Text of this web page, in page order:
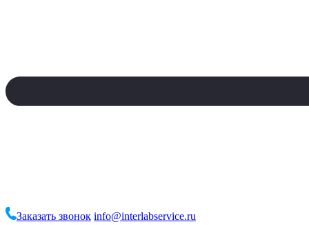
Заказать звонок info@interlabservice.ru